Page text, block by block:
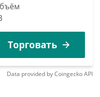
Торговать
Data provided byCoingeckoAPI